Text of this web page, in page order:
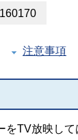
注意事項
TV放映して